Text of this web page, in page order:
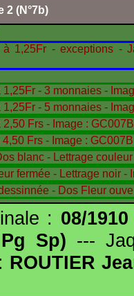
2 (N°7b)
: 08/1910
Sp) ---
ROUTIER